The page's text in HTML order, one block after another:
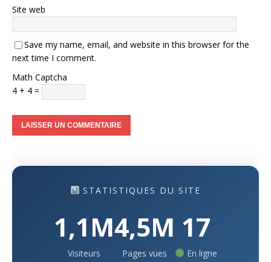
Site web
Save my name, email, and website in this browser for the
next time I comment.
Math Captcha
4 + 4 =
STATISTIQUES DU SITE
1,1M
Visiteurs
4,5M
Pages vues
17
En ligne